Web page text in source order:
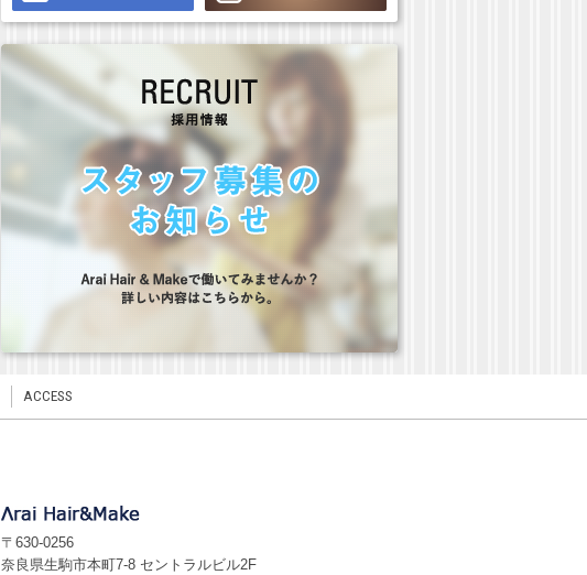
2026/04/30
５月のお休み
2026/04/01
４月のお休み
ACCESS
〒630-0256
奈良県生駒市本町7-8 セントラルビル2F